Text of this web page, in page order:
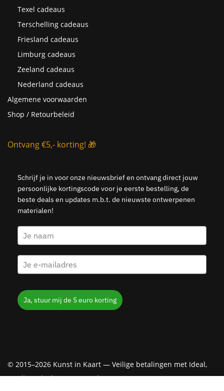
Texel cadeaus
Terschelling cadeaus
Friesland cadeaus
Limburg cadeaus
Zeeland cadeaus
Nederland cadeaus
Algemene voorwaarden
Shop / Retourbeleid
Ontvang €5,- korting! 🎁
Schrijf je in voor onze nieuwsbrief en ontvang direct jouw
persoonlijke kortingscode voor je eerste bestelling, de
beste deals en updates m.b.t. de nieuwste ontwerpenen
materialen!
Ja, stuur mij de 5 euro korting
© 2015–2026 Kunst in Kaart — Veilige betalingen met Ideal,
Creditcard, Klarna & PayPal